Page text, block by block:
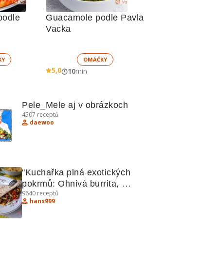
Guacamole podle Pavla
Vacka
OMÁČKY
5,0 10min
Pele_Mele aj v obrázkoch
4507 receptů
daewoo
"Kuchařka plná exotických
pokrmů: Ohnivá burrita,
Kuřecí kari, Hradečtí
votroci"
9640 receptů
hans999